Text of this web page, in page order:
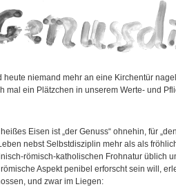
heute niemand mehr an eine Kirchentür
mal ein Plätzchen in unserem Werte- und
Eisen ist „der Genuss“ ohnehin, für
nebst Selbstdisziplin mehr als als
römisch-katholischen Frohnatur üblich
Aspekt penibel erforscht sein will,
und zwar im Liegen: